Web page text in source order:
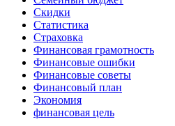
Скидки
Статистика
Страховка
Финансовая грамотность
Финансовые ошибки
Финансовые советы
Финансовый план
Экономия
финансовая цель